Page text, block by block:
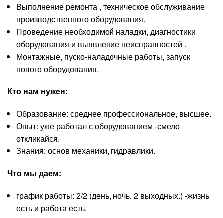
Выполнение ремонта , техническое обслуживание
производственного оборудования.
Проведение необходимой наладки, диагностики
оборудования и выявление неисправностей .
Монтажные, пуско-наладочные работы, запуск
нового оборудования.
Кто нам нужен:
Образование: среднее профессиональное, высшее.
Опыт: уже работал с оборудованием -смело
откликайся.
Знания: основ механики, гидравлики.
Что мы даем:
график работы: 2/2 (день, ночь, 2 выходных.) -жизнь
есть и работа есть.